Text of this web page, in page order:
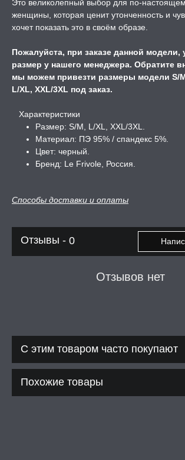
-50%, ТОВАР ЗА
ОБРАЗ
БОНДАЖ
Это великолепный выбор для по-
женщины, которая ценит утонченность и
хочет показать это в своём образе.
Пожалуйста, при заказе данной модели,
размер у нашего менеджера. Обратите
мы можем привезти размеры модели S/
L/XL, XXL/3XL под заказ.
Характеристики
Размер: S/M, L/XL, XXL/3XL.
Материал: ПЭ 95% / спандекс 5%.
Цвет: черный.
Бренд: Le Frivole, Россия.
Способы доставки и оплаты
Отзывы - 0
Отзывов нет
С этим товаром часто покупают
Похожие товары